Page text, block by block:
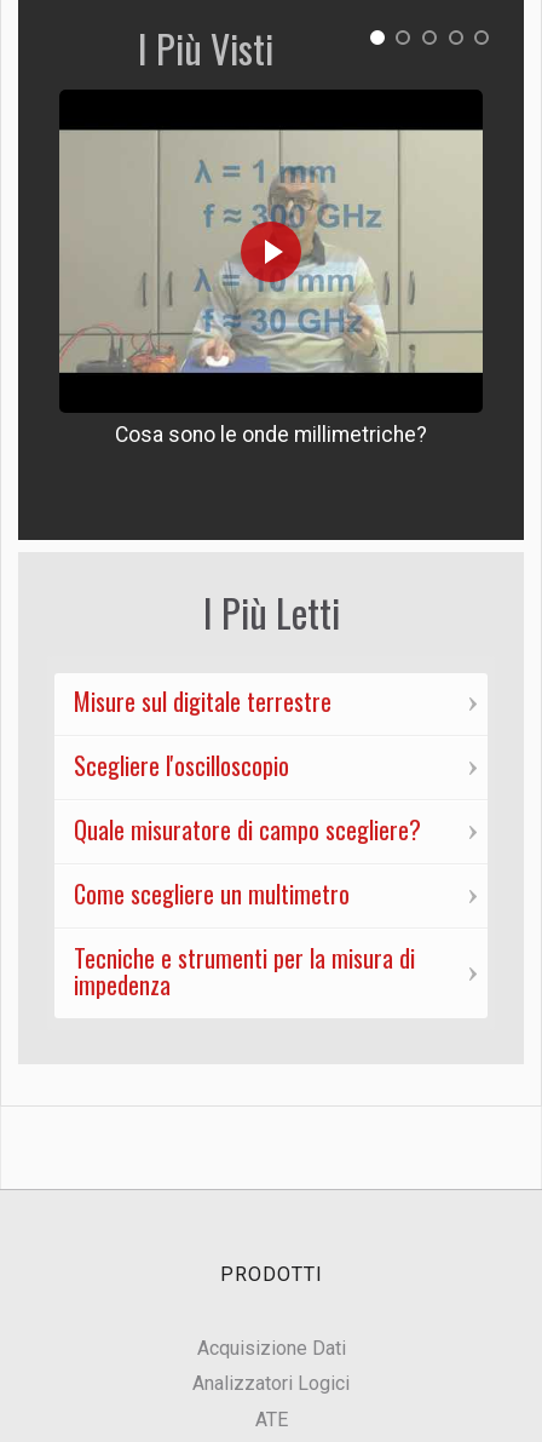
I Più Visti
Cosa sono le onde millimetriche?
I Più Letti
Misure sul digitale terrestre
Scegliere l'oscilloscopio
Quale misuratore di campo scegliere?
Come scegliere un multimetro
Tecniche e strumenti per la misura di
impedenza
PRODOTTI
Acquisizione Dati
Analizzatori Logici
ATE